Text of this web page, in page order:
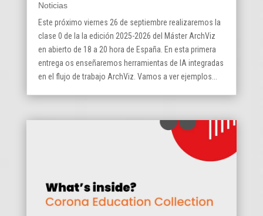
Noticias
Este próximo viernes 26 de septiembre realizaremos la
clase 0 de la la edición 2025-2026 del Máster ArchViz
en abierto de 18 a 20 hora de España. En esta primera
entrega os enseñaremos herramientas de IA integradas
en el flujo de trabajo ArchViz. Vamos a ver ejemplos...